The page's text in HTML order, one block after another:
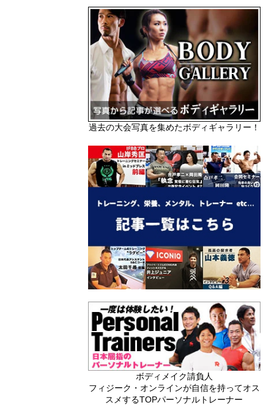
過去の大会写真を集めたボディギャラリー！
ボディメイク請負人
フィジーク・オンラインが自信を持ってオス
スメするTOPパーソナルトレーナー